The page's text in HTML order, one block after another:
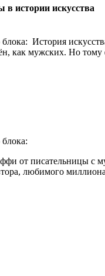
истории искусства
История
как мужских. Но тому
блока:
от писательницы с
любимого